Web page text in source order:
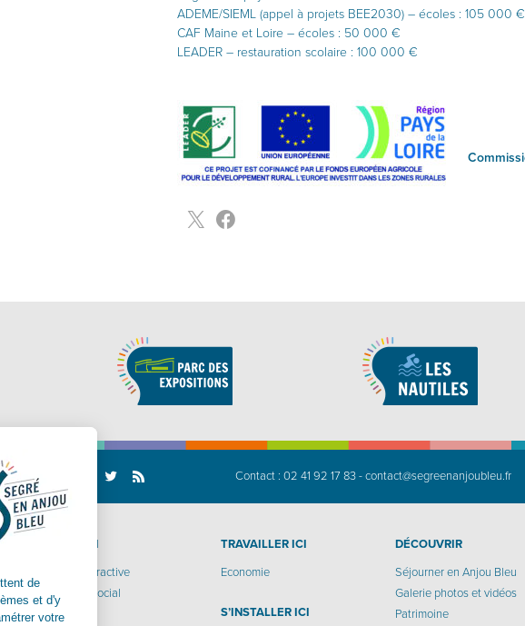
ADEME/SIEML (appel à projets BEE2030) – écoles : 105 000 €
CAF Maine et Loire – écoles : 50 000 €
LEADER – restauration scolaire : 100 000 €
Nous suivre Contact :02 41 92 17 83-contact@segreenanjoubleu.fr
VIVRE ICI
Carte interactive
Santé et social
Aînés
TRAVAILLER ICI
Economie
S’INSTALLER ICI
DÉCOUVRIR
Séjourner en Anjou Bleu
Galerie photos et vidéos
Patrimoine